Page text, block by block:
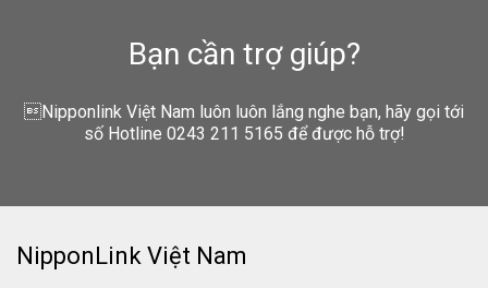
Bạn cần trợ giúp?
Nipponlink Việt Nam luôn luôn lắng nghe bạn, hãy gọi tới
số Hotline 0243 211 5165 để được hỗ trợ!
NipponLink Việt Nam